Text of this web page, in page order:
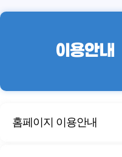
이용안내
홈페이지 이용안내